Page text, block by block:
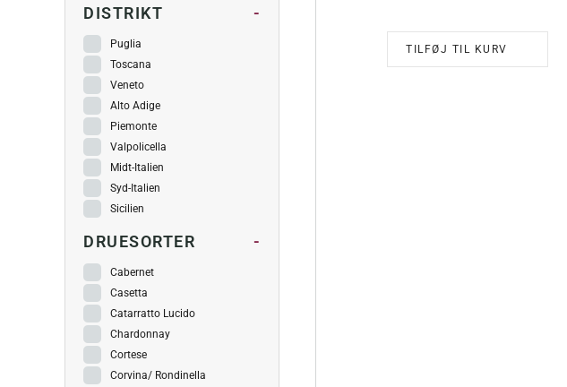
TILFØJ TIL KURV
DISTRIKT -
Puglia
Toscana
Veneto
Alto Adige
Piemonte
Valpolicella
Midt-Italien
Syd-Italien
Sicilien
DRUESORTER -
Cabernet
Casetta
Catarratto Lucido
Chardonnay
Cortese
Corvina/ Rondinella